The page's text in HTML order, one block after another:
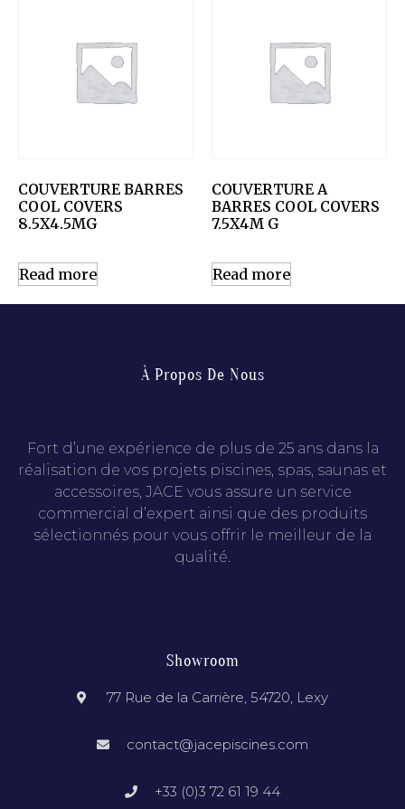
COUVERTURE BARRES
COOL COVERS
8.5X4.5MG
Read more
COUVERTURE A
BARRES COOL COVERS
7.5X4M G
Read more
À Propos De Nous
Fort d’une expérience de plus de 25 ans dans la
réalisation de vos projets piscines, spas, saunas et
accessoires, JACE vous assure un service
commercial d’expert ainsi que des produits
sélectionnés pour vous offrir le meilleur de la
qualité.
Showroom
77 Rue de la Carrière, 54720, Lexy
contact@jacepiscines.com
+33 (0)3 72 61 19 44